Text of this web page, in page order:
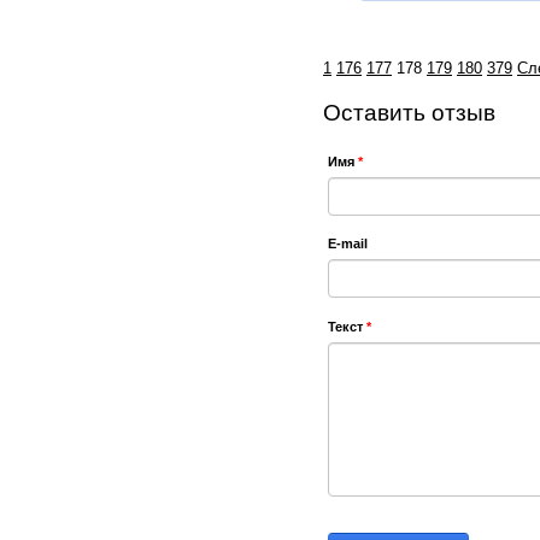
1 176 177 178 179 180 379
Оставить отзыв
Имя*
E-mail
Текст*